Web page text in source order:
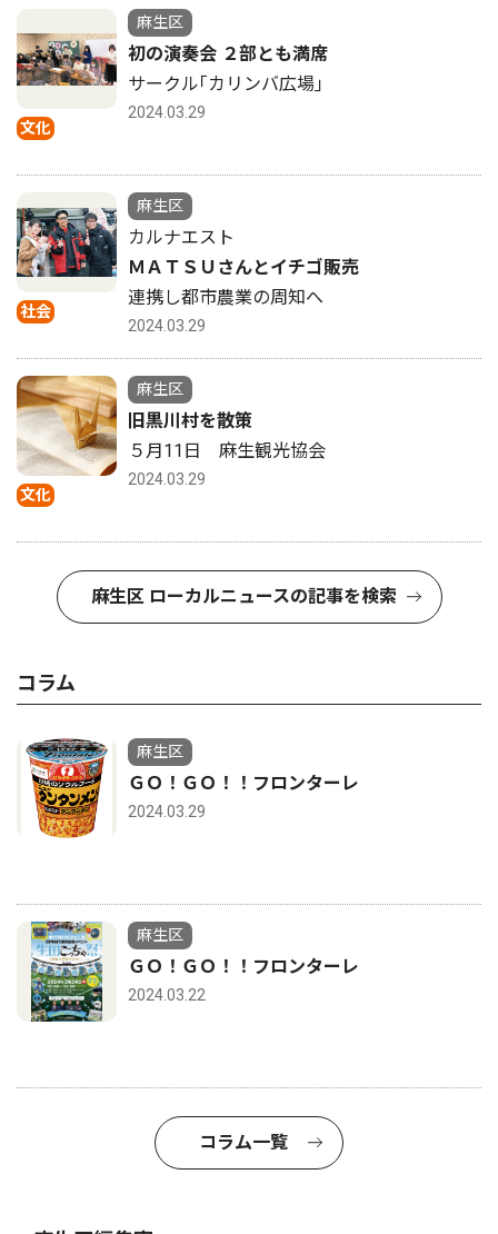
文化
麻生区
初の演奏会 ２部とも満席
サークル｢カリンバ広場｣
2024.03.29
社会
麻生区
カルナエスト
ＭＡＴＳＵさんとイチゴ販売
連携し都市農業の周知へ
2024.03.29
文化
麻生区
旧黒川村を散策
５月11日 麻生観光協会
2024.03.29
麻生区 ローカルニュースの記事を検索
コラム
麻生区
ＧＯ！ＧＯ！！フロンターレ
2024.03.29
麻生区
ＧＯ！ＧＯ！！フロンターレ
2024.03.22
コラム一覧